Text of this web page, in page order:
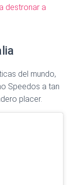
destronar a
del mundo,
Speedos a tan
placer.